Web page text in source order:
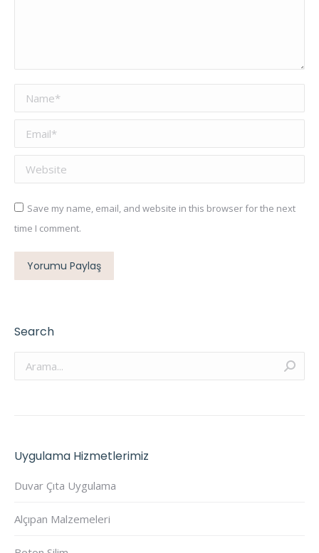
Name *
Email *
Website
Save my name, email, and website in this browser for the next
time I comment.
Yorumu Paylaş
Search
Arama:
Uygulama Hizmetlerimiz
Duvar Çıta Uygulama
Alçıpan Malzemeleri